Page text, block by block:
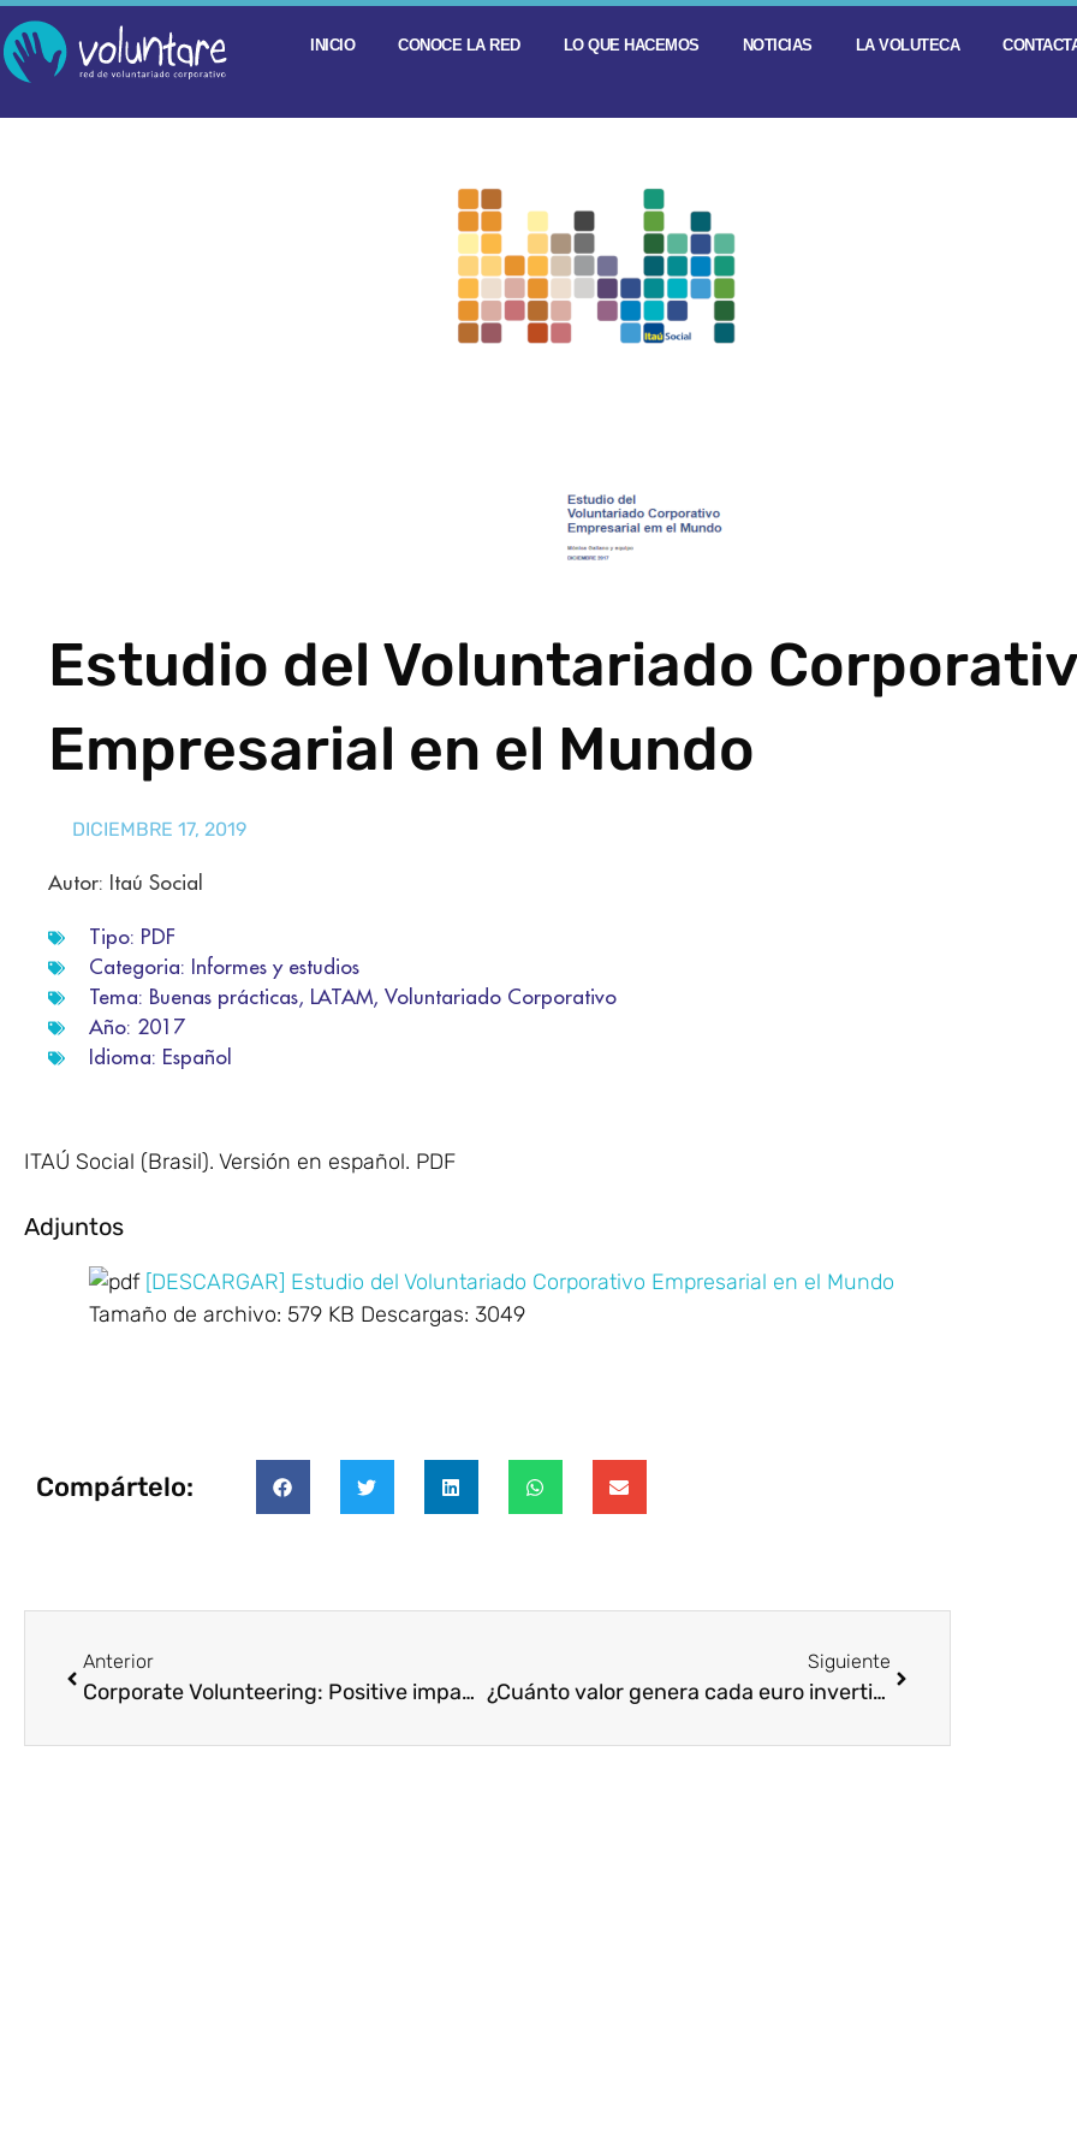
INICIO CONOCE LA RED LO QUE HACEMOS NOTICIAS LA VOLUTECA
Estudio del Voluntariado
Empresarial en el Mundo
DICIEMBRE 17, 2019
Autor: Itaú Social
Tipo: PDF
Categoria: Informes y estudios
Tema: Buenas prácticas, LATAM, Voluntariado Corporativo
Año: 2017
Idioma: Español
ITAÚ Social (Brasil). Versión en español. PDF
Adjuntos
[DESCARGAR] Estudio del Voluntariado Corporativo Empresarial en el Mundo
Tamaño de archivo: 579 KB Descargas: 3049
Compártelo:
Anterior
Corporate Volunteering: Positive impact on youth, communities, companies and employees
Siguiente
¿Cuánto valor genera cada euro invertido en Voluntariado Corporativo?